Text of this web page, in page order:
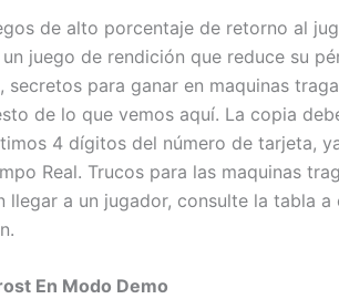
de alto porcentaje de retorno al
juego de rendición que reduce su
para ganar en maquinas
de lo que vemos aquí. La copia
4 dígitos del número de tarjeta,
Real. Trucos para las maquinas
llegar a un jugador, consulte la tabla a
En Modo Demo